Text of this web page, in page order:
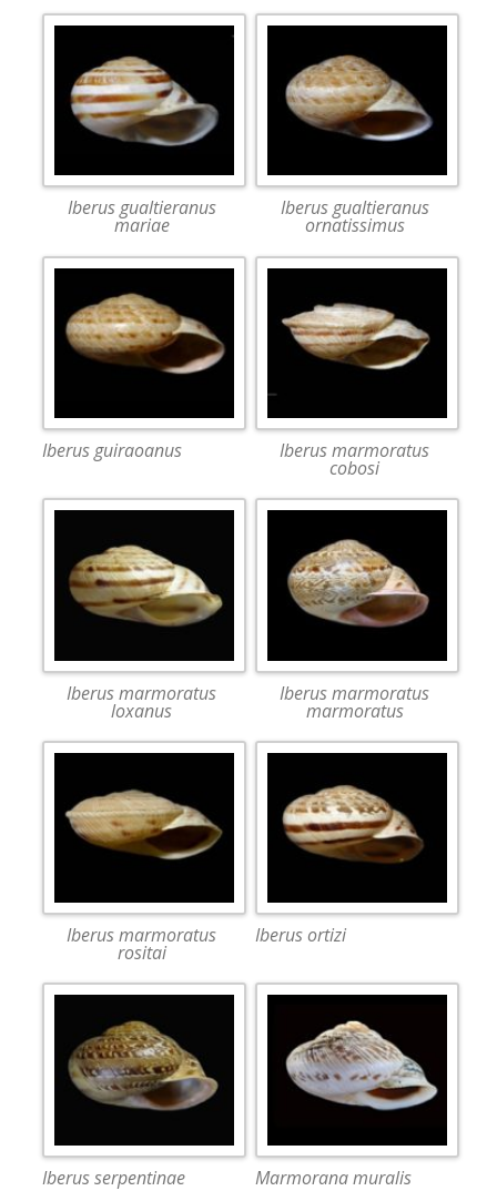
Iberus gualtieranus
mariae
Iberus gualtieranus
ornatissimus
Iberus guiraoanus Iberus marmoratus
cobosi
Iberus marmoratus
loxanus
Iberus marmoratus
marmoratus
Iberus marmoratus
rositai
Iberus ortizi
Iberus serpentinae Marmorana muralis